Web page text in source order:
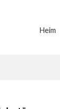
Heim